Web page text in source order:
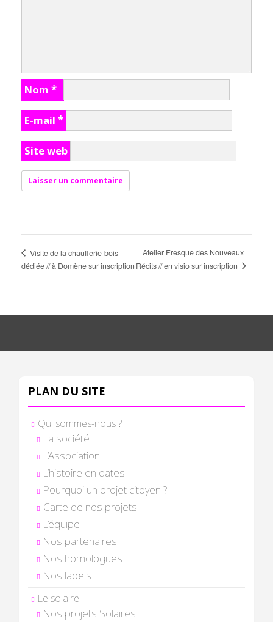
Nom *
E-mail *
Site web
Visite de la chaufferie-bois
dédiée // à Domène sur inscription
Atelier Fresque des Nouveaux
Récits // en visio sur inscription
PLAN DU SITE
Qui sommes-nous ?
La société
L’Association
L’histoire en dates
Pourquoi un projet citoyen ?
Carte de nos projets
L’équipe
Nos partenaires
Nos homologues
Nos labels
Le solaire
Nos projets Solaires